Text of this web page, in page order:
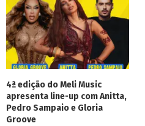
4ª edição do Meli Music
apresenta line-up com Anitta,
Pedro Sampaio e Gloria
Groove